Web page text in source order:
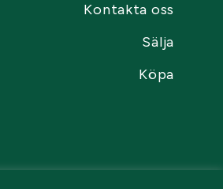
Kontakta oss
Sälja
Köpa